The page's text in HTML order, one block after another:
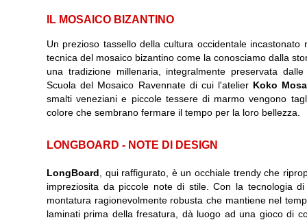
IL MOSAICO BIZANTINO
Un prezioso tassello della cultura occidentale incastonato
tecnica del mosaico bizantino come la conosciamo dalla
una tradizione millenaria, integralmente preservata
Scuola del Mosaico Ravennate di cui l'atelier Koko
smalti veneziani e piccole tessere di marmo vengono
colore che sembrano fermare il tempo per la loro bellezza.
LONGBOARD - NOTE DI DESIGN
LongBoard , qui raffigurato, è un occhiale trendy che
impreziosita da piccole note di stile. Con la tecnologia
montatura ragionevolmente robusta che mantiene nel
laminati prima della fresatura, dà luogo ad una gioco di